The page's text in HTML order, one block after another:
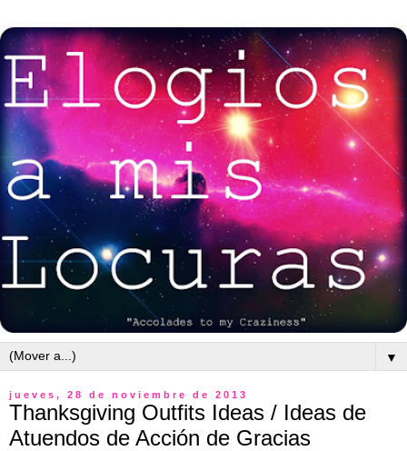
▼
jueves, 28 de noviembre de 2013
Thanksgiving Outfits Ideas / Ideas de
Atuendos de Acción de Gracias